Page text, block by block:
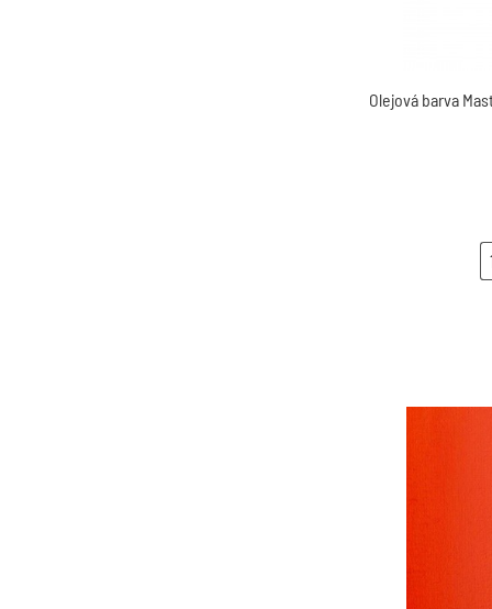
Olejová barva